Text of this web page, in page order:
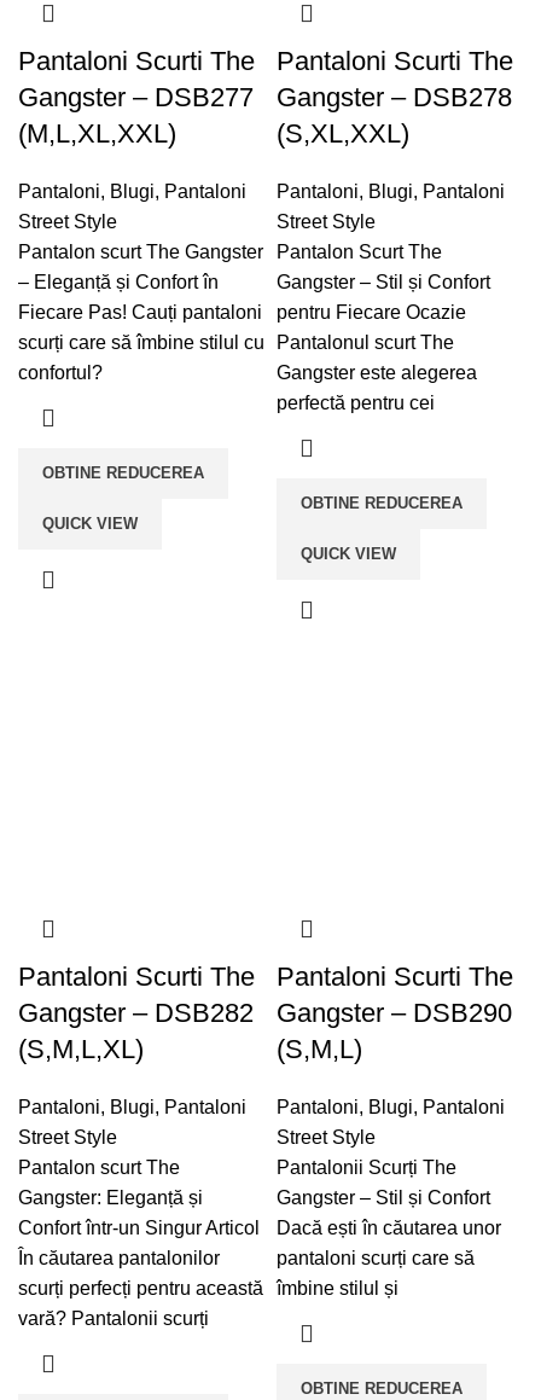
Pantaloni Scurti The
Gangster – DSB277
(M,L,XL,XXL)
Pantaloni, Blugi, Pantaloni
Street Style
Pantalon scurt The Gangster
– Eleganță și Confort în
Fiecare Pas! Cauți pantaloni
scurți care să îmbine stilul cu
confortul?
OBTINE REDUCEREA
QUICK VIEW
Pantaloni Scurti The
Gangster – DSB278
(S,XL,XXL)
Pantaloni, Blugi, Pantaloni
Street Style
Pantalon Scurt The
Gangster – Stil și Confort
pentru Fiecare Ocazie
Pantalonul scurt The
Gangster este alegerea
perfectă pentru cei
OBTINE REDUCEREA
QUICK VIEW
Pantaloni Scurti The
Gangster – DSB282
(S,M,L,XL)
Pantaloni, Blugi, Pantaloni
Street Style
Pantalon scurt The
Gangster: Eleganță și
Confort într-un Singur Articol
În căutarea pantalonilor
scurți perfecți pentru această
vară? Pantalonii scurți
Pantaloni Scurti The
Gangster – DSB290
(S,M,L)
Pantaloni, Blugi, Pantaloni
Street Style
Pantalonii Scurți The
Gangster – Stil și Confort
Dacă ești în căutarea unor
pantaloni scurți care să
îmbine stilul și
OBTINE REDUCEREA